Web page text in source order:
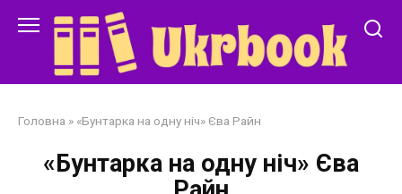
Головна » «Бунтарка на одну ніч» Єва Райн
«Бунтарка на одну ніч» Єва